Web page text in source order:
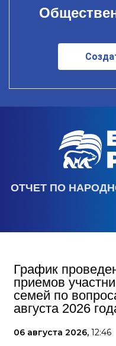
ОТЧЕТ ПО
График
приемов
семей по
августа 2026
06 августа 2026, 12:46